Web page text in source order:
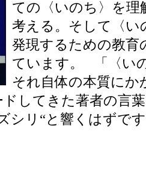
ての〈いのち〉を理
考える。そして〈い
発現するための教育
ています。 「〈い
それ自体の本質にか
してきた著者の言
シリ“と響くはずで